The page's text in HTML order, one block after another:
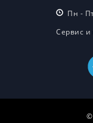
Пн -
Сервис и
©